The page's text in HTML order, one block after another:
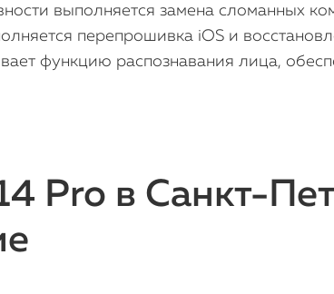
выполняется замена сломанных
перепрошивка iOS и
функцию распознавания лица,
Pro в Санкт-